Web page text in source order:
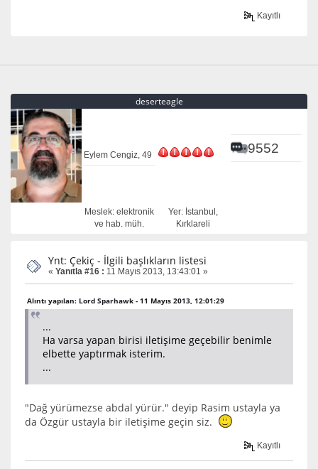
Kayıtlı
deserteagle
Eylem Cengiz, 49 9552
Meslek: elektronik
ve hab. müh.
Yer: İstanbul,
Kırklareli
Ynt: Çekiç - İlgili başlıkların listesi
« Yanıtla #16 : 11 Mayıs 2013, 13:43:01 »
Alıntı yapılan: Lord Sparhawk - 11 Mayıs 2013, 12:01:29
...
Ha varsa yapan birisi iletişime geçebilir benimle
elbette yaptırmak isterim.
...
"Dağ yürümezse abdal yürür." deyip Rasim ustayla ya
da Özgür ustayla bir iletişime geçin siz.
Kayıtlı